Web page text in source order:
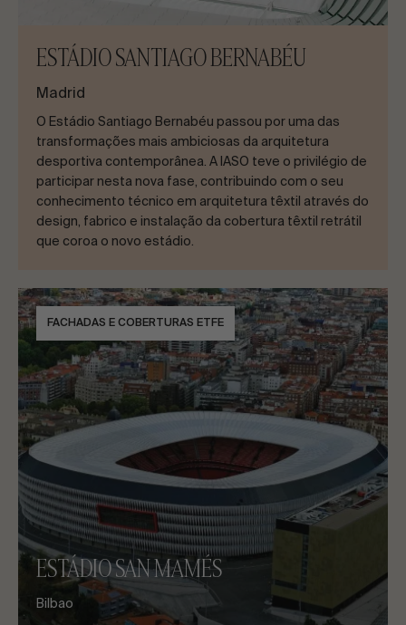
ESTÁDIO SANTIAGO BERNABÉU
Madrid
O Estádio Santiago Bernabéu passou por uma das
transformações mais ambiciosas da arquitetura
desportiva contemporânea. A IASO teve o privilégio de
participar nesta nova fase, contribuindo com o seu
conhecimento técnico em arquitetura têxtil através do
design, fabrico e instalação da cobertura têxtil retrátil
que coroa o novo estádio.
FACHADAS E COBERTURAS ETFE
ESTÁDIO SAN MAMÉS
Bilbao